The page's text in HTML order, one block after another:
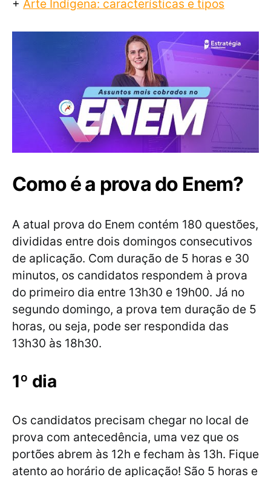
+ Arte Indígena: características e tipos
Como é a prova do Enem?
A atual prova do Enem contém 180 questões,
divididas entre dois domingos consecutivos
de aplicação. Com duração de 5 horas e 30
minutos, os candidatos respondem à prova
do primeiro dia entre 13h30 e 19h00. Já no
segundo domingo, a prova tem duração de 5
horas, ou seja, pode ser respondida das
13h30 às 18h30.
1º dia
Os candidatos precisam chegar no local de
prova com antecedência, uma vez que os
portões abrem às 12h e fecham às 13h. Fique
atento ao horário de aplicação! São 5 horas e